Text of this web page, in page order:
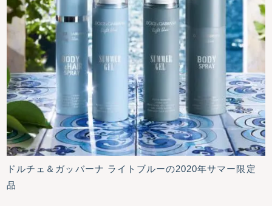
ドルチェ＆ガッバーナ ライトブルーの2020年サマー限定
品